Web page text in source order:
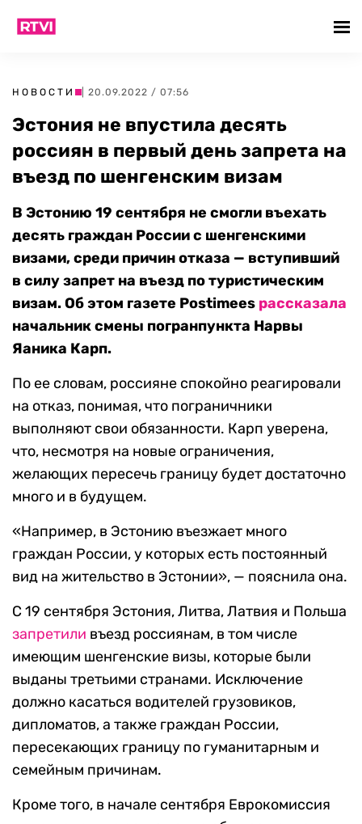
НОВОСТИ | 20.09.2022 / 07:56
Эстония не впустила десять
россиян в первый день запрета на
въезд по шенгенским визам
В Эстонию 19 сентября не смогли въехать
десять граждан России с шенгенскими
визами, среди причин отказа — вступивший
в силу запрет на въезд по туристическим
визам. Об этом газете Postimees рассказала
начальник смены погранпункта Нарвы
Яаника Карп.
По ее словам, россияне спокойно реагировали
на отказ, понимая, что пограничники
выполняют свои обязанности. Карп уверена,
что, несмотря на новые ограничения,
желающих пересечь границу будет достаточно
много и в будущем.
«Например, в Эстонию въезжает много
граждан России, у которых есть постоянный
вид на жительство в Эстонии», — пояснила она.
С 19 сентября Эстония, Литва, Латвия и Польша
запретили въезд россиянам, в том числе
имеющим шенгенские визы, которые были
выданы третьими странами. Исключение
должно касаться водителей грузовиков,
дипломатов, а также граждан России,
пересекающих границу по гуманитарным и
семейным причинам.
Кроме того, в начале сентября Еврокомиссия